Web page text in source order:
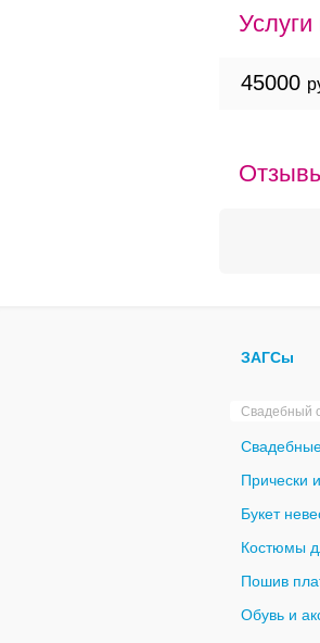
45000
ЗАГСы
Свадебный
Прически
Букет
Костюмы
Пошив
Обувь и